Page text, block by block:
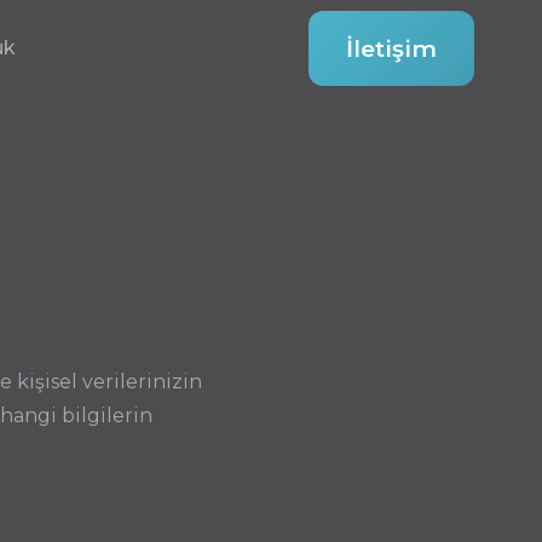
İletişim
kişisel verilerinizin
hangi bilgilerin